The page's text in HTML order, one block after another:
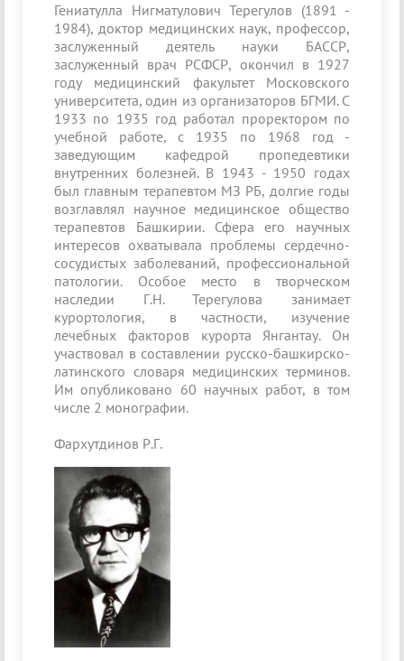
Гениатулла Нигматулович Терегулов (1891 -
1984), доктор медицинских наук, профессор,
заслуженный деятель науки БАССР,
заслуженный врач РСФСР, окончил в 1927
году медицинский факультет Московского
университета, один из организаторов БГМИ. С
1933 по 1935 год работал проректором по
учебной работе, с 1935 по 1968 год -
заведующим кафедрой пропедевтики
внутренних болезней. В 1943 - 1950 годах
был главным терапевтом МЗ РБ, долгие годы
возглавлял научное медицинское общество
терапевтов Башкирии. Сфера его научных
интересов охватывала проблемы сердечно­-
сосудистых заболеваний, профессиональной
патологии. Особое место в творческом
наследии Г.Н. Терегулова занимает
курортология, в частности, изучение
лечебных факторов курорта Янгантау. Он
участвовал в составлении русско-башкирско-
латинского словаря медицинских терминов.
Им опубликовано 60 научных работ, в том
числе 2 монографии.
Фархутдинов Р.Г.